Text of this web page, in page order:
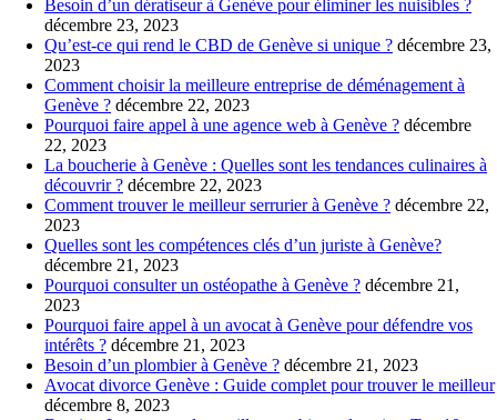
Besoin d’un dératiseur à Genève pour éliminer les nuisibles ?
décembre 23, 2023
Qu’est-ce qui rend le CBD de Genève si unique ? décembre 23,
2023
Comment choisir la meilleure entreprise de déménagement à
Genève ? décembre 22, 2023
Pourquoi faire appel à une agence web à Genève ? décembre
22, 2023
La boucherie à Genève : Quelles sont les tendances culinaires à
découvrir ? décembre 22, 2023
Comment trouver le meilleur serrurier à Genève ? décembre 22,
2023
Quelles sont les compétences clés d’un juriste à Genève?
décembre 21, 2023
Pourquoi consulter un ostéopathe à Genève ? décembre 21,
2023
Pourquoi faire appel à un avocat à Genève pour défendre vos
intérêts ? décembre 21, 2023
Besoin d’un plombier à Genève ? décembre 21, 2023
Avocat divorce Genève : Guide complet pour trouver le meilleur
décembre 8, 2023